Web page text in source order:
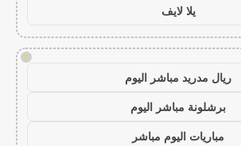
يلا لايف
!
ريال مدريد مباشر اليوم
برشلونة مباشر اليوم
مباريات اليوم مباشر